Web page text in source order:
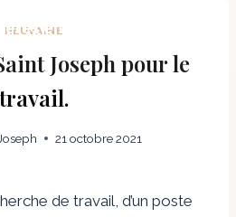
en fraternité
NEUVAINE
Joseph pour le
travail.
21 octobre 2021
de travail, d’un poste